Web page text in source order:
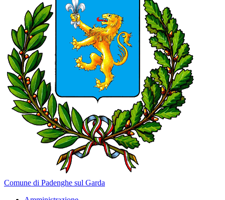
Comune di Padenghe sul Garda